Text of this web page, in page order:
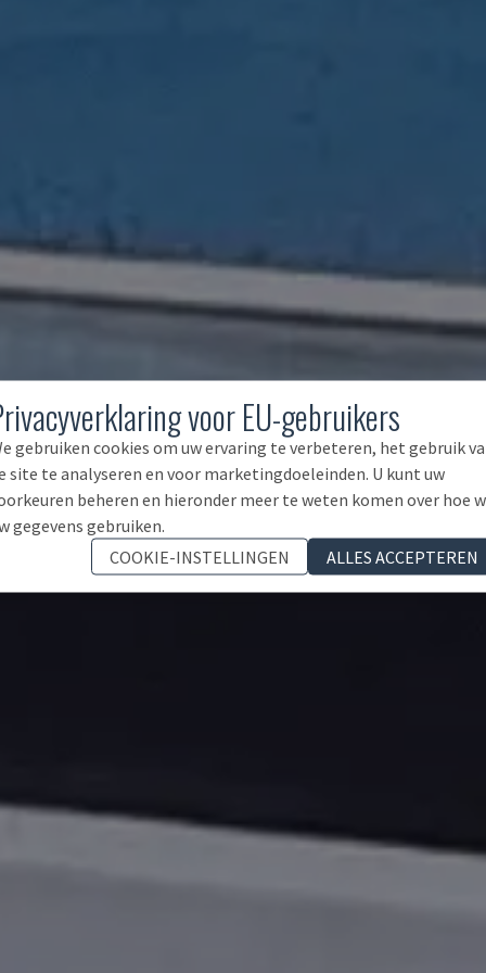
voor EU-gebruikers
gebruiken cookies om uw ervaring te verbeteren, het gebruik
site te analyseren en voor marketingdoeleinden. U kunt uw
beheren en hieronder meer te weten komen over hoe
gegevens gebruiken.
COOKIE-INSTELLINGEN
ALLES ACCEPTEREN